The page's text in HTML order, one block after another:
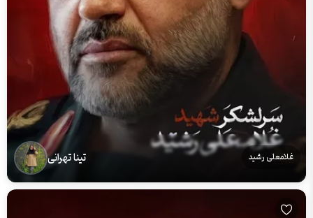
غلامعلی رشید تینا تهرانی